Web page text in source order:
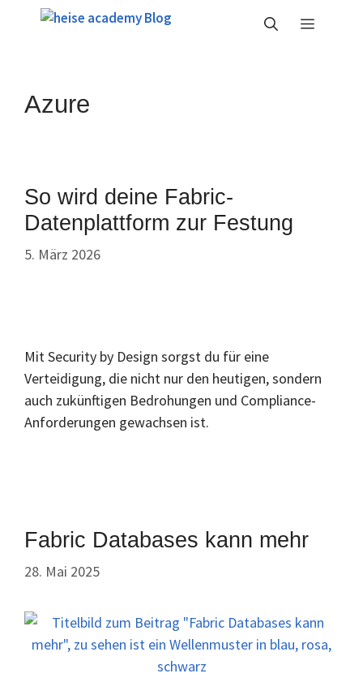
Menü
Azure
So wird deine Fabric-
Datenplattform zur Festung
5. März 2026
Mit Security by Design sorgst du für eine
Verteidigung, die nicht nur den heutigen, sondern
auch zukünftigen Bedrohungen und Compliance-
Anforderungen gewachsen ist.
Fabric Databases kann mehr
28. Mai 2025